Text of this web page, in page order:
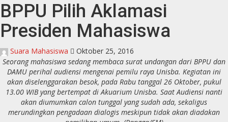
BPPU Pilih Aklamasi
Presiden Mahasiswa
Suara Mahasiswa
Oktober 25, 2016
Seorang mahasiswa sedang membaca surat undangan dari BPPU dan
DAMU perihal audiensi mengenai pemilu raya Unisba. Kegiatan ini
akan diselenggarakan besok, pada Rabu tanggal 26 Oktober, pukul
13.00 WIB yang bertempat di Akuarium Unisba. Saat Audiensi nanti
akan diumumkan calon tunggal yang sudah ada, sekaligus
merundingkan pengadaan dialogis meskipun tidak akan diadakan